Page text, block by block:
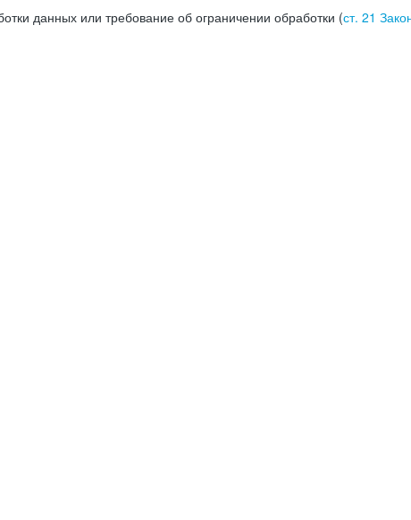
данных или требование об ограничении обработки (ст. 21